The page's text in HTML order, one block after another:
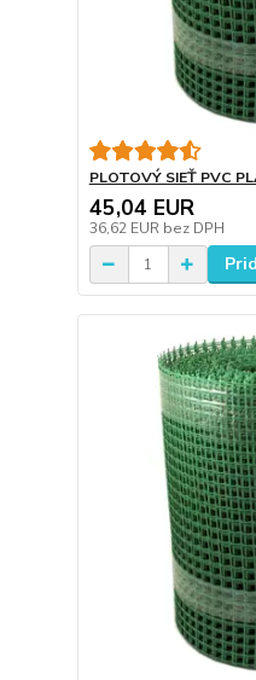
PLOTOVÝ SIEŤ PVC
45,04 EUR
36,62 EUR bez DPH